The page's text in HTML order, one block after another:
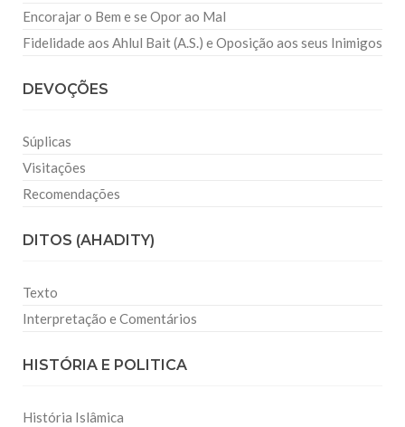
Encorajar o Bem e se Opor ao Mal
Fidelidade aos Ahlul Bait (A.S.) e Oposição aos seus Inimigos
DEVOÇÕES
Súplicas
Visitações
Recomendações
DITOS (AHADITY)
Texto
Interpretação e Comentários
HISTÓRIA E POLITICA
História Islâmica